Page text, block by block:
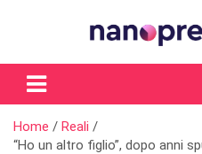
Il magazine femminile di
Home
Reali
“Ho un altro figlio”, dopo anni